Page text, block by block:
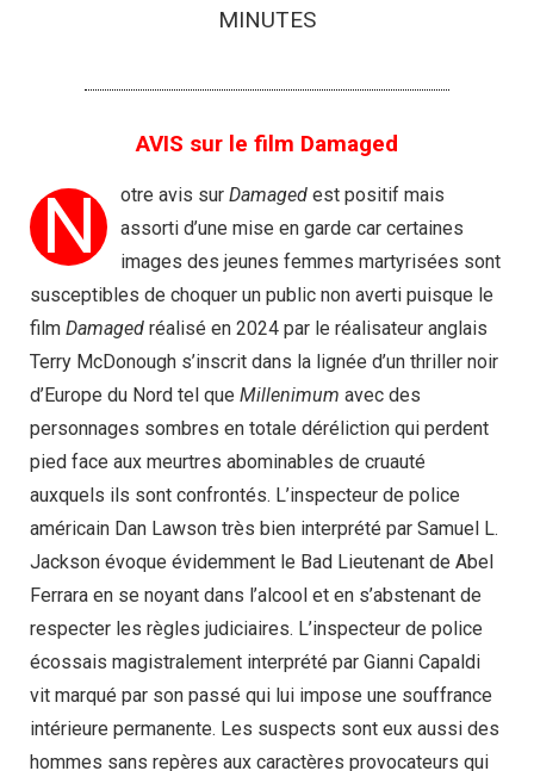
MINUTES
AVIS sur le film Damaged
N otre avis sur Damaged est positif mais
assorti d’une mise en garde car certaines
images des jeunes femmes martyrisées sont
susceptibles de choquer un public non averti puisque le
film Damaged réalisé en 2024 par le réalisateur anglais
Terry McDonough s’inscrit dans la lignée d’un thriller noir
d’Europe du Nord tel que Millenimum avec des
personnages sombres en totale déréliction qui perdent
pied face aux meurtres abominables de cruauté
auxquels ils sont confrontés. L’inspecteur de police
américain Dan Lawson très bien interprété par Samuel L.
Jackson évoque évidemment le Bad Lieutenant de Abel
Ferrara en se noyant dans l’alcool et en s’abstenant de
respecter les règles judiciaires. L’inspecteur de police
écossais magistralement interprété par Gianni Capaldi
vit marqué par son passé qui lui impose une souffrance
intérieure permanente. Les suspects sont eux aussi des
hommes sans repères aux caractères provocateurs qui